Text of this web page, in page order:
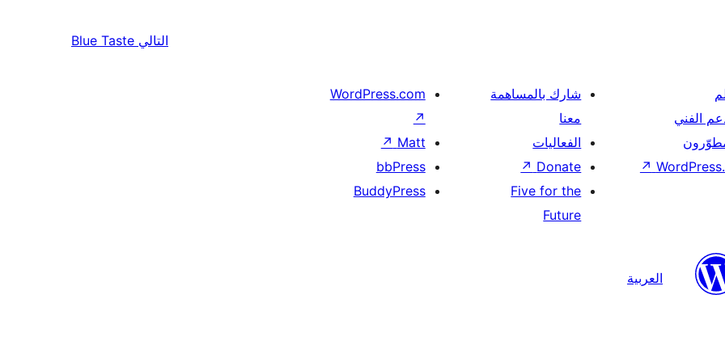
التالي Blue Taste
الفني
↗
شارك بالمساهمة
معنا
الفعاليات
Donate
↗
Five for the
Future
WordPress.com
↗
Matt
↗
bbPress
BuddyPress
العربية